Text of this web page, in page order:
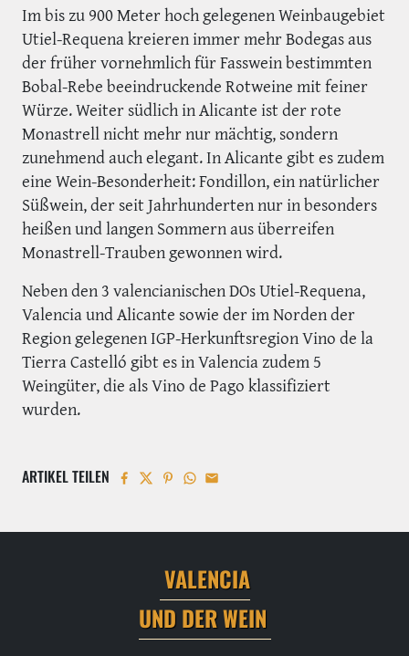
Im bis zu 900 Meter hoch gelegenen Weinbaugebiet
Utiel-Requena kreieren immer mehr Bodegas aus
der früher vornehmlich für Fasswein bestimmten
Bobal-Rebe beeindruckende Rotweine mit feiner
Würze. Weiter südlich in Alicante ist der rote
Monastrell nicht mehr nur mächtig, sondern
zunehmend auch elegant. In Alicante gibt es zudem
eine Wein-Besonderheit: Fondillon, ein natürlicher
Süßwein, der seit Jahrhunderten nur in besonders
heißen und langen Sommern aus überreifen
Monastrell-Trauben gewonnen wird.
Neben den 3 valencianischen DOs Utiel-Requena,
Valencia und Alicante sowie der im Norden der
Region gelegenen IGP-Herkunftsregion Vino de la
Tierra Castelló gibt es in Valencia zudem 5
Weingüter, die als Vino de Pago klassifiziert
wurden.
ARTIKEL TEILEN
VALENCIA
UND DER WEIN